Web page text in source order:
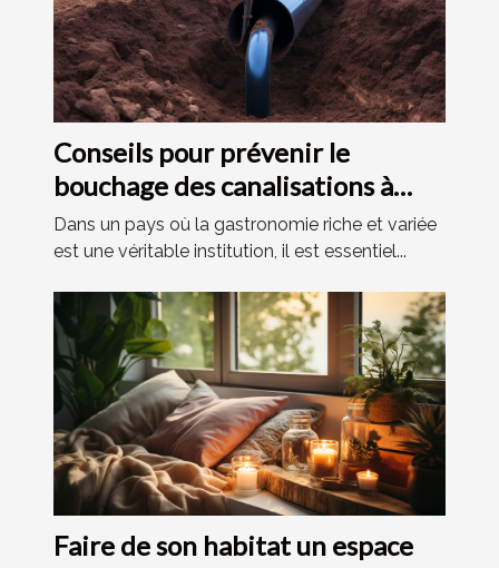
Conseils pour prévenir le
bouchage des canalisations à
Vilvoorde
Dans un pays où la gastronomie riche et variée
est une véritable institution, il est essentiel...
Faire de son habitat un espace